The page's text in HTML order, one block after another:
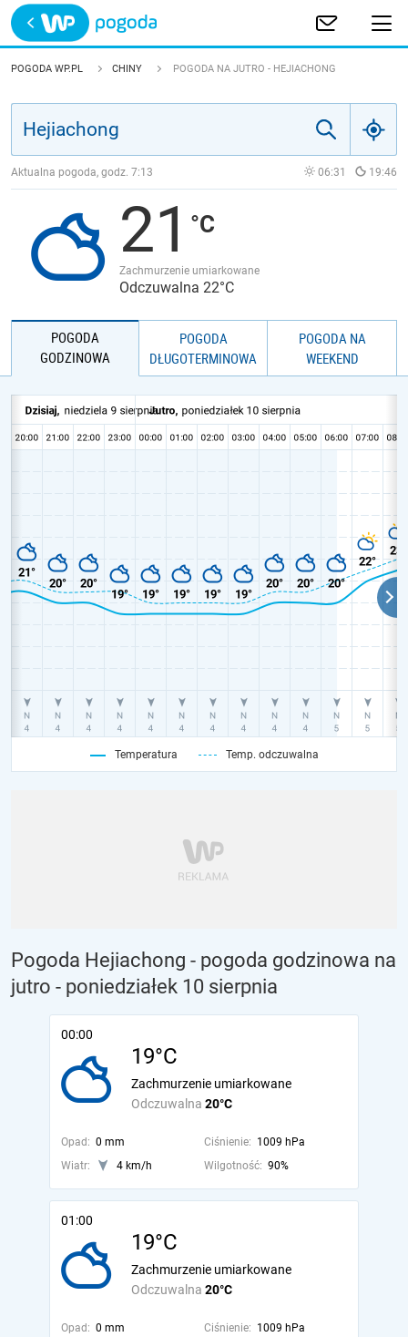
Trwa ładowanie
POLSKA
JAKOŚĆ POWIETRZA
POGODA WP.PL CHINY POGODA NA JUTRO - HEJIACHONG
Aktualna pogoda, godz. 7:13 06:31 19:46
21
Zachmurzenie umiarkowane
Odczuwalna 22°C
POGODA
GODZINOWA
POGODA
DŁUGOTERMINOWA
POGODA NA
WEEKEND
Temperatura Temp. odczuwalna
Pogoda Hejiachong - pogoda godzinowa na
jutro - poniedziałek 10 sierpnia
00:00
19°C
Odczuwalna 20°C
Zachmurzenie umiarkowane
Opad: 0 mm Ciśnienie: 1009 hPa
Wiatr:
4 km/h Wilgotność: 90%
01:00
19°C
Odczuwalna 20°C
Zachmurzenie umiarkowane
Opad: 0 mm Ciśnienie: 1009 hPa